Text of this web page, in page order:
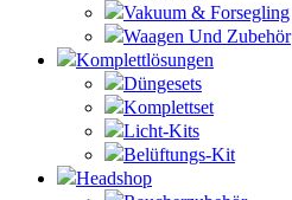
Vakuum & Forsegling
Waagen Und Zubehör
Komplettlösungen
Düngesets
Komplettset
Licht-Kits
Belüftungs-Kit
Headshop